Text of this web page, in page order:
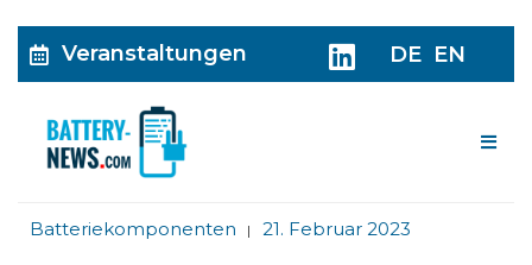
Veranstaltungen DE EN
Batteriekomponenten | 21. Februar 2023